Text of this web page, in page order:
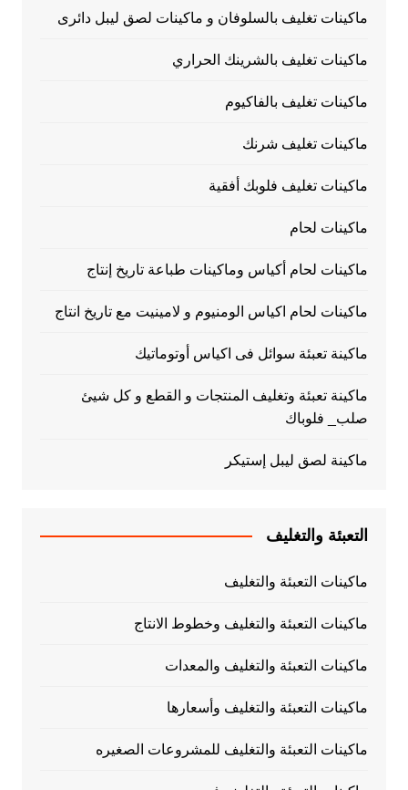
ماكينات تغليف بالسلوفان و ماكينات لصق ليبل دائرى
ماكينات تغليف بالشرينك الحراري
ماكينات تغليف بالفاكيوم
ماكينات تغليف شرنك
ماكينات تغليف فلوبك أفقية
ماكينات لحام
ماكينات لحام أكياس وماكينات طباعة تاريخ إنتاج
ماكينات لحام اكياس الومنيوم و لامينيت مع تاريخ انتاج
ماكينة تعبئة سوائل فى اكياس أوتوماتيك
ماكينة تعبئة وتغليف المنتجات و القطع و كل شيئ
صلب_ فلوباك
ماكينة لصق ليبل إستيكر
التعبئة والتغليف
ماكينات التعبئة والتغليف
ماكينات التعبئة والتغليف وخطوط الانتاج
ماكينات التعبئة والتغليف والمعدات
ماكينات التعبئة والتغليف وأسعارها
ماكينات التعبئة والتغليف للمشروعات الصغيره